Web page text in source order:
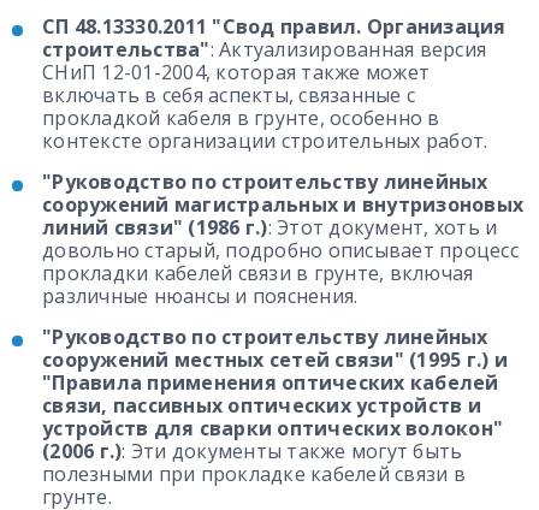
СП 48.13330.2011 "Свод правил. Организация
строительства": Актуализированная версия
СНиП 12-01-2004, которая также может
включать в себя аспекты, связанные с
прокладкой кабеля в грунте, особенно в
контексте организации строительных работ.
"Руководство по строительству линейных
сооружений магистральных и внутризоновых
линий связи" (1986 г.): Этот документ, хоть и
довольно старый, подробно описывает процесс
прокладки кабелей связи в грунте, включая
различные нюансы и пояснения.
"Руководство по строительству линейных
сооружений местных сетей связи" (1995 г.) и
"Правила применения оптических кабелей
связи, пассивных оптических устройств и
устройств для сварки оптических волокон"
(2006 г.): Эти документы также могут быть
полезными при прокладке кабелей связи в
грунте.